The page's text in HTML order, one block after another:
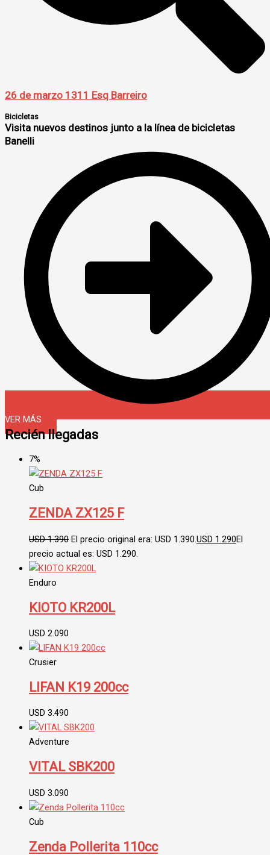
26 de marzo 1311 Esq Barreiro
Bicicletas
Visita nuevos destinos junto a la línea de bicicletas
Banelli
VER MÁS
Recién llegadas
7%
Cub
ZENDA ZX125 F
USD1.390 El precio original era: USD 1.390. USD 1.290El
precio actual es: USD 1.290.
Enduro
KIOTO KR200L
USD 2.090
Crusier
LIFAN K19 200cc
USD 3.490
Adventure
VITAL SBK200
USD 3.090
Cub
Zenda Pollerita 110cc